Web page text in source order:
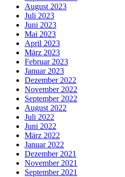
August 2023
Juli 2023
Juni 2023
Mai 2023
April 2023
März 2023
Februar 2023
Januar 2023
Dezember 2022
November 2022
September 2022
August 2022
Juli 2022
Juni 2022
März 2022
Januar 2022
Dezember 2021
November 2021
September 2021